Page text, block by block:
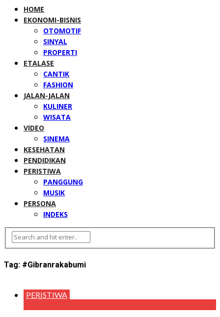
HOME
EKONOMI-BISNIS
OTOMOTIF
SINYAL
PROPERTI
ETALASE
CANTIK
FASHION
JALAN-JALAN
KULINER
WISATA
VIDEO
SINEMA
KESEHATAN
PENDIDIKAN
PERISTIWA
PANGGUNG
MUSIK
PERSONA
INDEKS
Tag: #Gibranrakabumi
PERISTIWA